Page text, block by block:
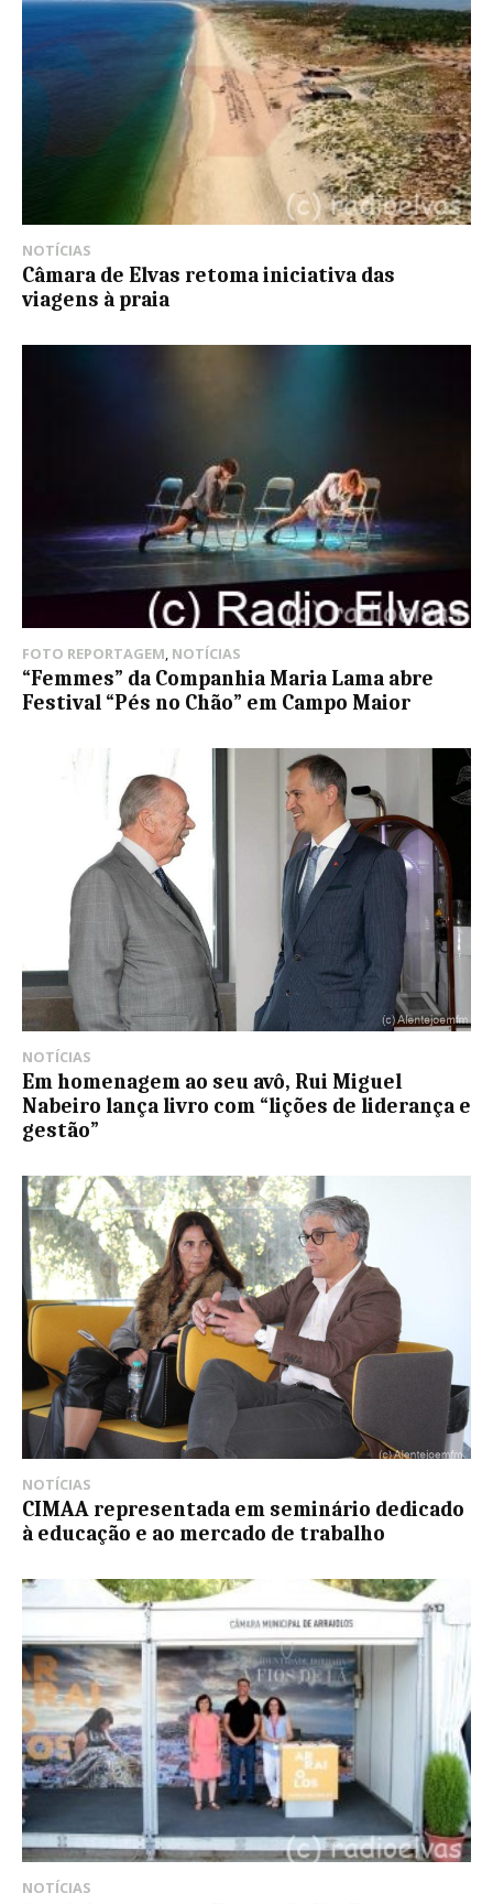
NOTÍCIAS
Câmara de Elvas retoma iniciativa das
viagens à praia
FOTO REPORTAGEM, NOTÍCIAS
“Femmes” da Companhia Maria Lama abre
Festival “Pés no Chão” em Campo Maior
NOTÍCIAS
Em homenagem ao seu avô, Rui Miguel
Nabeiro lança livro com “lições de liderança e
gestão”
NOTÍCIAS
CIMAA representada em seminário dedicado
à educação e ao mercado de trabalho
NOTÍCIAS